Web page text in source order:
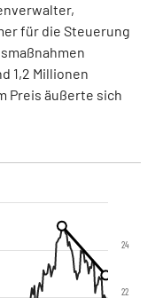
für die Steuerung
1,2 Millionen
Preis äußerte sich
22
24